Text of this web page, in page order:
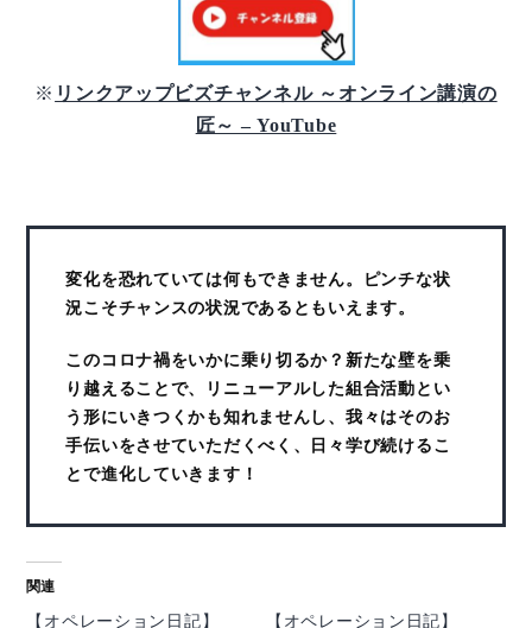
※ リンクアップビズチャンネル ～オンライン講演の
匠～ – YouTube
変化を恐れていては何もできません。ピンチな状
況こそチャンスの状況であるともいえます。
このコロナ禍をいかに乗り切るか？新たな壁を乗
り越えることで、リニューアルした組合活動とい
う形にいきつくかも知れませんし、我々はそのお
手伝いをさせていただくべく、日々学び続けるこ
とで進化していきます！
関連
【オペレーション日記】
【オペレーション日記】